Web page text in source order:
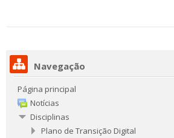
Navegação
Página principal
Notícias
Disciplinas
Plano de Transição Digital